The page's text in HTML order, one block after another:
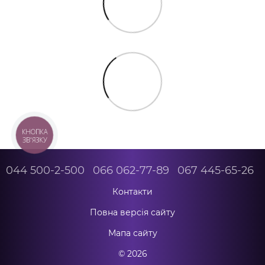
044 500-2-500 066 062-77-89 067 445-65-26
Контакти
Повна версія сайту
Мапа сайту
© 2026
КНОПКА
ЗВ'ЯЗКУ